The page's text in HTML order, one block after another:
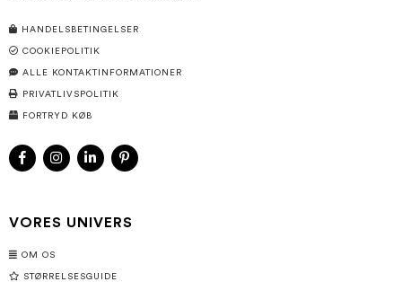
HANDELSBETINGELSER
COOKIEPOLITIK
ALLE KONTAKTINFORMATIONER
PRIVATLIVSPOLITIK
FORTRYD KØB
VORES UNIVERS
OM OS
STØRRELSESGUIDE